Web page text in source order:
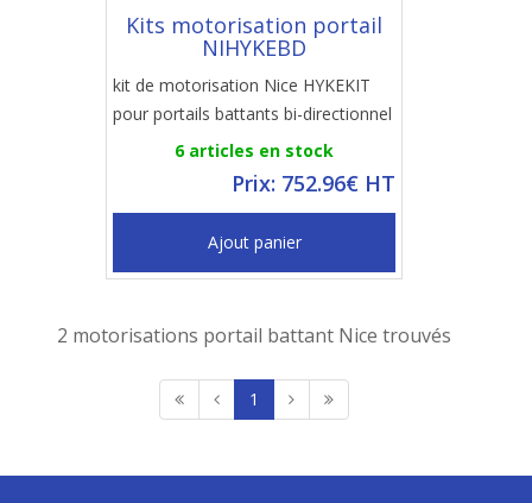
Kits motorisation portail
NIHYKEBD
kit de motorisation Nice HYKEKIT
pour portails battants bi-directionnel
6 articles en stock
Prix: 752.96€ HT
Ajout panier
2 motorisations portail battant Nice trouvés
1